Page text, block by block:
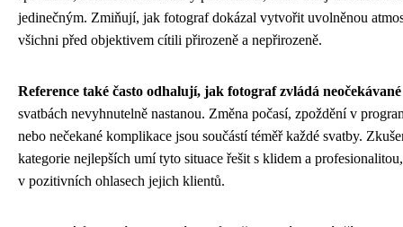
jedinečným. Zmiňují, jak fotograf dokázal vytvořit uvolněnou
všichni před objektivem cítili přirozeně a nepřirozeně.
Reference také často odhalují, jak fotograf zvládá neočekávané
svatbách nevyhnutelně nastanou. Změna počasí, zpoždění v
nebo nečekané komplikace jsou součástí téměř každé svatby.
kategorie nejlepších umí tyto situace řešit s klidem a
v pozitivních ohlasech jejich klientů.